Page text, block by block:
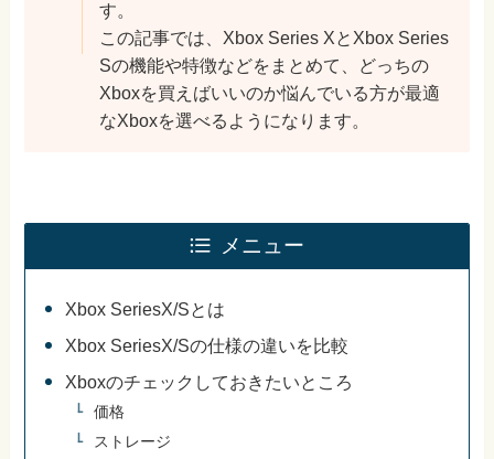
す。
この記事では、Xbox Series XとXbox Series
Sの機能や特徴などをまとめて、どっちの
Xboxを買えばいいのか悩んでいる方が最適
なXboxを選べるようになります。
メニュー
Xbox SeriesX/Sとは
Xbox SeriesX/Sの仕様の違いを比較
Xboxのチェックしておきたいところ
価格
ストレージ